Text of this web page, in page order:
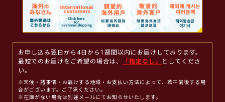
お申し込み翌日から4日から1週間以内にお届けしております。
最短でのお届けをご希望の場合は、
「指定なし」
としてくださ
い。
※天候・諸事情・お届けする地域・お支払い方法によって、若干前後する場
合がございます。ご了承ください。
※在庫がない場合は別途メールにてお知らせいたします。